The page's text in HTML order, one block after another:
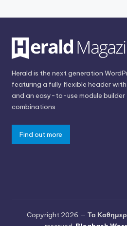
Herald is the next generation
featuring a fully flexible header
and an easy-to-use module
combinations
Find out more
Copyright 2026 — Το